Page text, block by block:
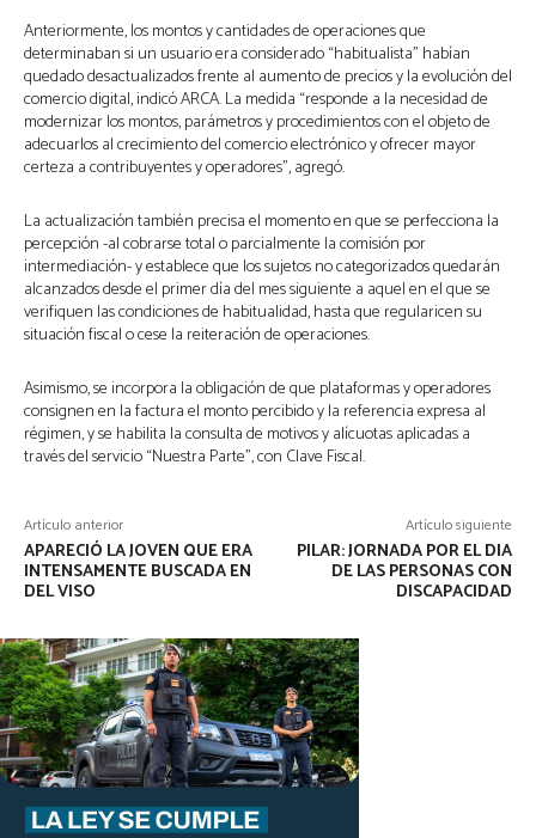
Anteriormente, los montos y cantidades de operaciones que
determinaban si un usuario era considerado “habitualista” habían
quedado desactualizados frente al aumento de precios y la evolución del
comercio digital, indicó ARCA. La medida “responde a la necesidad de
modernizar los montos, parámetros y procedimientos con el objeto de
adecuarlos al crecimiento del comercio electrónico y ofrecer mayor
certeza a contribuyentes y operadores”, agregó.
La actualización también precisa el momento en que se perfecciona la
percepción -al cobrarse total o parcialmente la comisión por
intermediación- y establece que los sujetos no categorizados quedarán
alcanzados desde el primer día del mes siguiente a aquel en el que se
verifiquen las condiciones de habitualidad, hasta que regularicen su
situación fiscal o cese la reiteración de operaciones.
Asimismo, se incorpora la obligación de que plataformas y operadores
consignen en la factura el monto percibido y la referencia expresa al
régimen, y se habilita la consulta de motivos y alícuotas aplicadas a
través del servicio “Nuestra Parte”, con Clave Fiscal.
Artículo anterior
APARECIÓ LA JOVEN QUE ERA
INTENSAMENTE BUSCADA EN
DEL VISO
Artículo siguiente
PILAR: JORNADA POR EL DIA
DE LAS PERSONAS CON
DISCAPACIDAD